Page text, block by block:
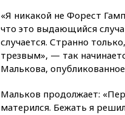
«Я никакой не Форест
что это выдающийся
случается. Странно
трезвым», — так
Малькова,
Мальков продолжает:
матерился. Бежать я